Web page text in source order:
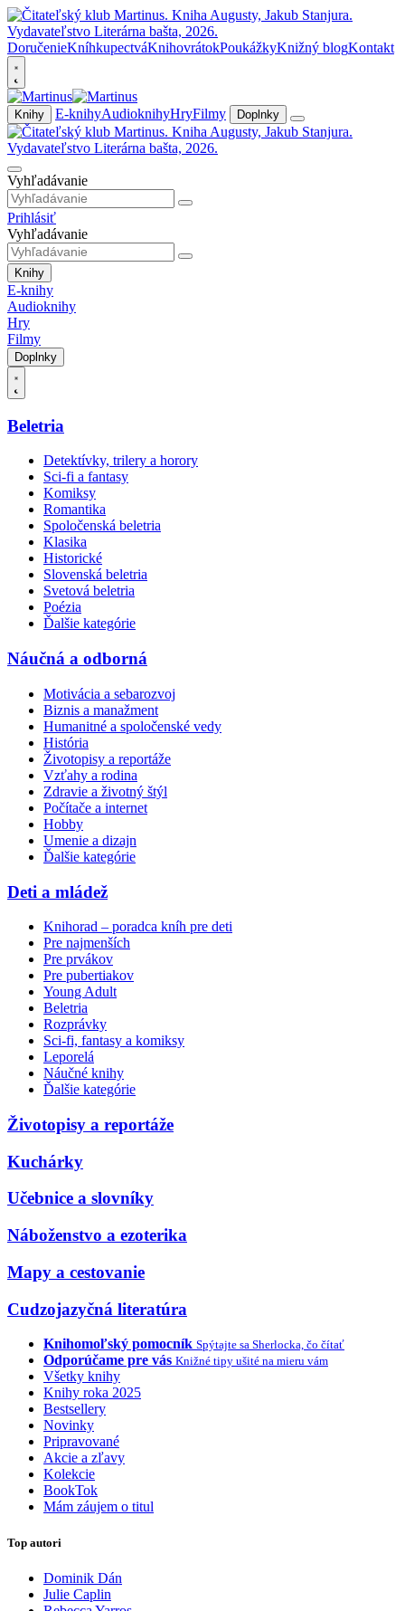
DoručenieKníhkupectváKnihovrátokPoukážkyKnižný blogKontakt
Knihy E-knihyAudioknihyHryFilmy Doplnky
Vyhľadávanie
Prihlásiť
Vyhľadávanie
Knihy
E-knihy
Audioknihy
Hry
Filmy
Doplnky
Beletria
Detektívky, trilery a horory
Sci-fi a fantasy
Komiksy
Romantika
Spoločenská beletria
Klasika
Historické
Slovenská beletria
Svetová beletria
Poézia
Ďalšie kategórie
Náučná a odborná
Motivácia a sebarozvoj
Biznis a manažment
Humanitné a spoločenské vedy
História
Životopisy a reportáže
Vzťahy a rodina
Zdravie a životný štýl
Počítače a internet
Hobby
Umenie a dizajn
Ďalšie kategórie
Deti a mládež
Knihorad – poradca kníh pre deti
Pre najmenších
Pre prvákov
Pre pubertiakov
Young Adult
Beletria
Rozprávky
Sci-fi, fantasy a komiksy
Leporelá
Náučné knihy
Ďalšie kategórie
Životopisy a reportáže
Kuchárky
Učebnice a slovníky
Náboženstvo a ezoterika
Mapy a cestovanie
Cudzojazyčná literatúra
Knihomoľský pomocník Spýtajte sa Sherlocka, čo čítať
Odporúčame pre vás Knižné tipy ušité na mieru vám
Všetky knihy
Knihy roka 2025
Bestsellery
Novinky
Pripravované
Akcie a zľavy
Kolekcie
BookTok
Mám záujem o titul
Top autori
Dominik Dán
Julie Caplin